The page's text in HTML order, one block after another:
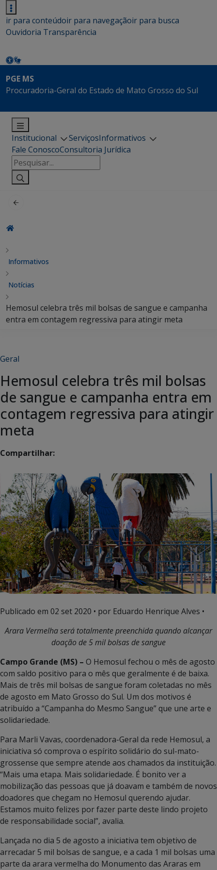
ir para conteúdoir para navegaçãoir para busca
Ouvidoria Transparência
PGE MS
Procuradoria-Geral do Estado de Mato Grosso do Sul
Institucional ServiçosInformativos
Fale ConoscoConsultoria Jurídica
Pesquisar
por:
Informativos
Notícias
Hemosul celebra três mil bolsas de sangue e campanha
entra em contagem regressiva para atingir meta
Geral
Hemosul celebra três mil bolsas
de sangue e campanha entra em
contagem regressiva para atingir
meta
Compartilhar:
Publicado em 02 set 2020 • por Eduardo Henrique Alves •
Arara Vermelha será totalmente preenchida quando alcançar
doação de 5 mil bolsas de sangue
Campo Grande (MS) – O Hemosul fechou o mês de agosto
com saldo positivo para o mês que geralmente é de baixa.
Mais de três mil bolsas de sangue foram coletadas no mês
de agosto em Mato Grosso do Sul. Um dos motivos é
atribuído a “Campanha do Mesmo Sangue” que une arte e
solidariedade.
Para Marli Vavas, coordenadora-Geral da rede Hemosul, a
iniciativa só comprova o espírito solidário do sul-mato-
grossense que sempre atende aos chamados da instituição.
“Mais uma etapa. Mais solidariedade. É bonito ver a
mobilização das pessoas que já doavam e também de novos
doadores que chegam no Hemosul querendo ajudar.
Estamos muito felizes por fazer parte deste lindo projeto
de responsabilidade social”, avalia.
Lançada no dia 5 de agosto a iniciativa tem objetivo de
arrecadar 5 mil bolsas de sangue, e a cada 1 mil bolsas uma
parte da arara vermelha do Monumento das Araras em